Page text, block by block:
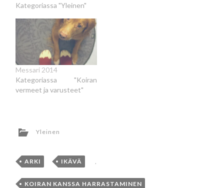
Kategoriassa "Yleinen"
Messari 2014
Kategoriassa "Koiran
vermeet ja varusteet"
Yleinen
ARKI , IKÄVÄ ,
KOIRAN KANSSA HARRASTAMINEN